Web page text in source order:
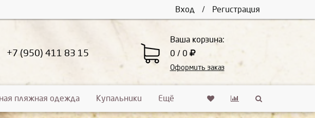
Вход / Регистрация
+7 (950) 411 83 15
Ваша корзина:
0 / 0
Оформить заказ
пляжная одежда Купальники Ещё